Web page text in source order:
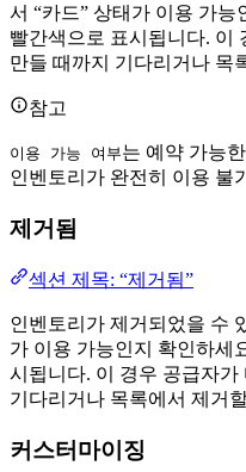
서 “카드” 상태가 이용 가
빨간색으로 표시됩니다. 이
만들 때까지 기다리거나 목
참고
이용 가능 여부는 예약 가능
인벤토리가 완전히 이용 불
제거됨
섹션 제목: “제거됨”
인벤토리가 제거되었을 수
가 이용 가능인지 확인하세
시됩니다. 이 경우 공급자가
기다리거나 목록에서 제거
커스터마이징